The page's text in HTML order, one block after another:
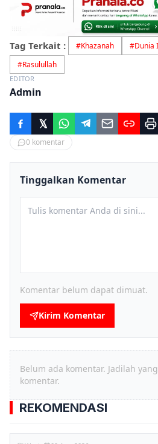
Tag Terkait : #Khazanah #Dunia
#Rasulullah
EDITOR
Admin
0 komentar
Tinggalkan Komentar
Komentar belum dapat dimuat.
Kirim Komentar
Belum ada komentar. Jadilah
komentar.
REKOMENDASI